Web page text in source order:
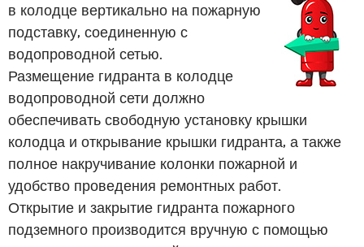
в колодце вертикально на пожарную
подставку, соединенную с
водопроводной сетью.
Размещение гидранта в колодце
водопроводной сети должно
обеспечивать свободную установку крышки
колодца и открывание крышки гидранта, а также
полное накручивание колонки пожарной и
удобство проведения ремонтных работ.
Открытие и закрытие гидранта пожарного
подземного производится вручную с помощью